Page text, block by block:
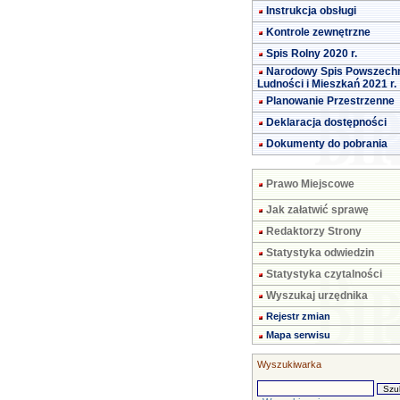
Instrukcja obsługi
Kontrole zewnętrzne
Spis Rolny 2020 r.
Narodowy Spis
Ludności i Mieszkań 2021 r.
Planowanie Przestrzenne
Deklaracja dostępności
Dokumenty do pobrania
Prawo Miejscowe
Jak załatwić sprawę
Redaktorzy Strony
Statystyka odwiedzin
Statystyka czytalności
Wyszukaj urzędnika
Rejestr zmian
Mapa serwisu
Wyszukiwarka